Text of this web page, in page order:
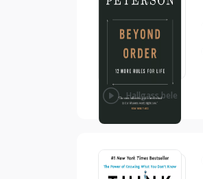
Hallgass bele